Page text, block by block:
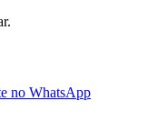
no WhatsApp